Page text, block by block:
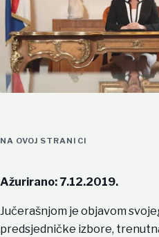
NA OVOJ STRANICI
Ažurirano: 7.12.2019.
Jučerašnjom je objavom
predsjedničke izbore,